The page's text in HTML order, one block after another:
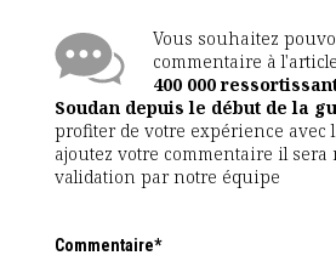
Vous souhaitez
commentaire à l'article
400 000
Soudan depuis le début de la
profiter de votre expérience avec
ajoutez votre commentaire il sera
validation par notre équipe
Commentaire*